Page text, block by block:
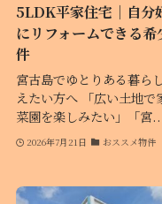
5LDK平家住宅｜自分
にリフォームできる希
件
宮古島でゆとりある暮ら
えたい方へ 「広い土地で
菜園を楽しみたい」「宮
2026年7月21日 おススメ物件